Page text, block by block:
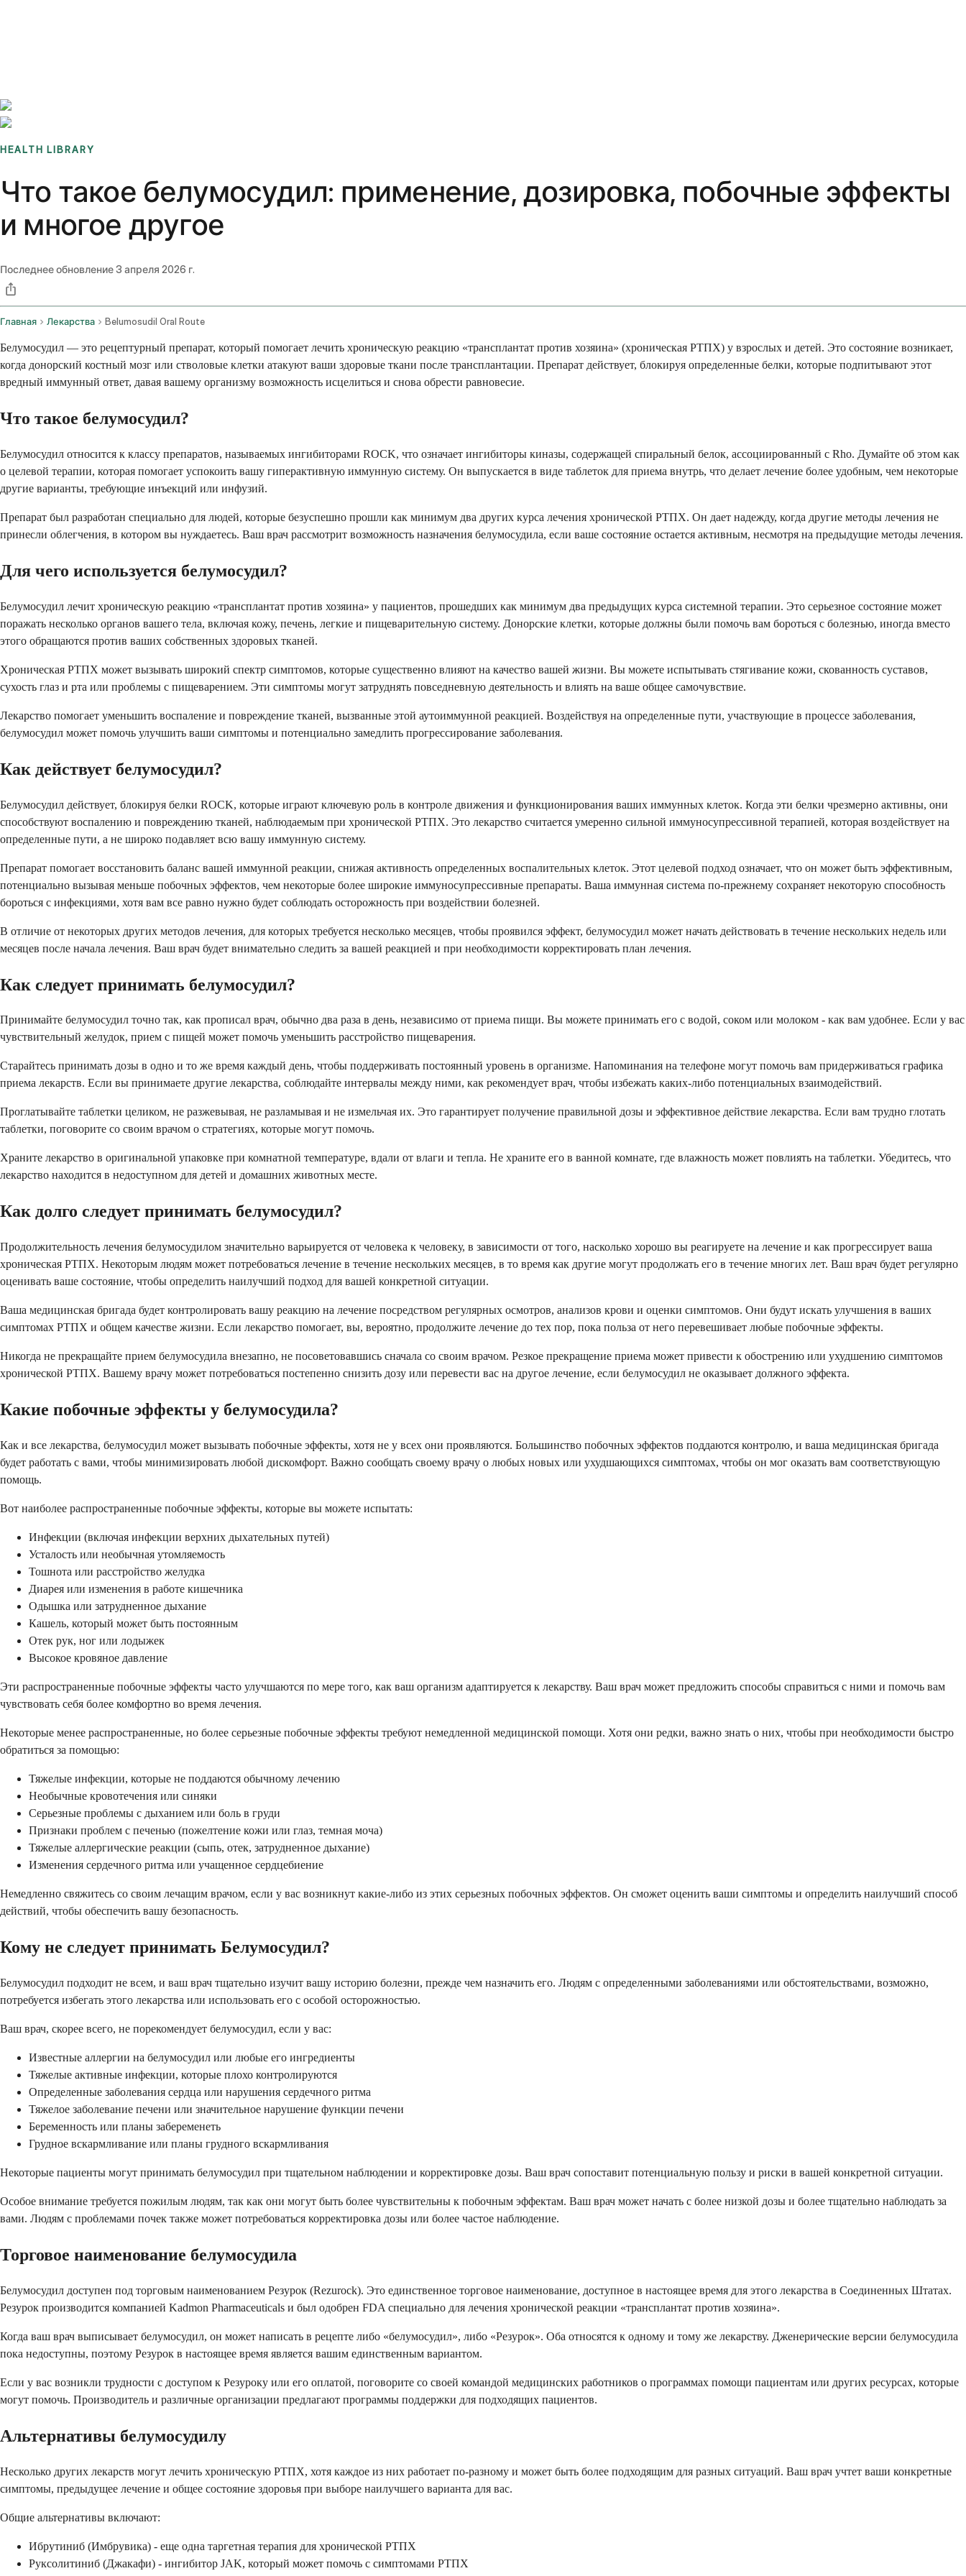
HEALTH LIBRARY
Что такое белумосудил: применение, дозировка, побочные эффекты
и многое другое
Последнее обновление3 апреля 2026 г.
Главная Лекарства Belumosudil Oral Route
Белумосудил — это рецептурный препарат, который помогает лечить хроническую реакцию «трансплантат против хозяина» (хроническая РТПХ) у взрослых и детей. Это состояние возникает,
когда донорский костный мозг или стволовые клетки атакуют ваши здоровые ткани после трансплантации. Препарат действует, блокируя определенные белки, которые подпитывают этот
вредный иммунный ответ, давая вашему организму возможность исцелиться и снова обрести равновесие.
Что такое белумосудил?
Белумосудил относится к классу препаратов, называемых ингибиторами ROCK, что означает ингибиторы киназы, содержащей спиральный белок, ассоциированный с Rho. Думайте об этом как
о целевой терапии, которая помогает успокоить вашу гиперактивную иммунную систему. Он выпускается в виде таблеток для приема внутрь, что делает лечение более удобным, чем некоторые
другие варианты, требующие инъекций или инфузий.
Препарат был разработан специально для людей, которые безуспешно прошли как минимум два других курса лечения хронической РТПХ. Он дает надежду, когда другие методы лечения не
принесли облегчения, в котором вы нуждаетесь. Ваш врач рассмотрит возможность назначения белумосудила, если ваше состояние остается активным, несмотря на предыдущие методы лечения.
Для чего используется белумосудил?
Белумосудил лечит хроническую реакцию «трансплантат против хозяина» у пациентов, прошедших как минимум два предыдущих курса системной терапии. Это серьезное состояние может
поражать несколько органов вашего тела, включая кожу, печень, легкие и пищеварительную систему. Донорские клетки, которые должны были помочь вам бороться с болезнью, иногда вместо
этого обращаются против ваших собственных здоровых тканей.
Хроническая РТПХ может вызывать широкий спектр симптомов, которые существенно влияют на качество вашей жизни. Вы можете испытывать стягивание кожи, скованность суставов,
сухость глаз и рта или проблемы с пищеварением. Эти симптомы могут затруднять повседневную деятельность и влиять на ваше общее самочувствие.
Лекарство помогает уменьшить воспаление и повреждение тканей, вызванные этой аутоиммунной реакцией. Воздействуя на определенные пути, участвующие в процессе заболевания,
белумосудил может помочь улучшить ваши симптомы и потенциально замедлить прогрессирование заболевания.
Как действует белумосудил?
Белумосудил действует, блокируя белки ROCK, которые играют ключевую роль в контроле движения и функционирования ваших иммунных клеток. Когда эти белки чрезмерно активны, они
способствуют воспалению и повреждению тканей, наблюдаемым при хронической РТПХ. Это лекарство считается умеренно сильной иммуносупрессивной терапией, которая воздействует на
определенные пути, а не широко подавляет всю вашу иммунную систему.
Препарат помогает восстановить баланс вашей иммунной реакции, снижая активность определенных воспалительных клеток. Этот целевой подход означает, что он может быть эффективным,
потенциально вызывая меньше побочных эффектов, чем некоторые более широкие иммуносупрессивные препараты. Ваша иммунная система по-прежнему сохраняет некоторую способность
бороться с инфекциями, хотя вам все равно нужно будет соблюдать осторожность при воздействии болезней.
В отличие от некоторых других методов лечения, для которых требуется несколько месяцев, чтобы проявился эффект, белумосудил может начать действовать в течение нескольких недель или
месяцев после начала лечения. Ваш врач будет внимательно следить за вашей реакцией и при необходимости корректировать план лечения.
Как следует принимать белумосудил?
Принимайте белумосудил точно так, как прописал врач, обычно два раза в день, независимо от приема пищи. Вы можете принимать его с водой, соком или молоком - как вам удобнее. Если у вас
чувствительный желудок, прием с пищей может помочь уменьшить расстройство пищеварения.
Старайтесь принимать дозы в одно и то же время каждый день, чтобы поддерживать постоянный уровень в организме. Напоминания на телефоне могут помочь вам придерживаться графика
приема лекарств. Если вы принимаете другие лекарства, соблюдайте интервалы между ними, как рекомендует врач, чтобы избежать каких-либо потенциальных взаимодействий.
Проглатывайте таблетки целиком, не разжевывая, не разламывая и не измельчая их. Это гарантирует получение правильной дозы и эффективное действие лекарства. Если вам трудно глотать
таблетки, поговорите со своим врачом о стратегиях, которые могут помочь.
Храните лекарство в оригинальной упаковке при комнатной температуре, вдали от влаги и тепла. Не храните его в ванной комнате, где влажность может повлиять на таблетки. Убедитесь, что
лекарство находится в недоступном для детей и домашних животных месте.
Как долго следует принимать белумосудил?
Продолжительность лечения белумосудилом значительно варьируется от человека к человеку, в зависимости от того, насколько хорошо вы реагируете на лечение и как прогрессирует ваша
хроническая РТПХ. Некоторым людям может потребоваться лечение в течение нескольких месяцев, в то время как другие могут продолжать его в течение многих лет. Ваш врач будет регулярно
оценивать ваше состояние, чтобы определить наилучший подход для вашей конкретной ситуации.
Ваша медицинская бригада будет контролировать вашу реакцию на лечение посредством регулярных осмотров, анализов крови и оценки симптомов. Они будут искать улучшения в ваших
симптомах РТПХ и общем качестве жизни. Если лекарство помогает, вы, вероятно, продолжите лечение до тех пор, пока польза от него перевешивает любые побочные эффекты.
Никогда не прекращайте прием белумосудила внезапно, не посоветовавшись сначала со своим врачом. Резкое прекращение приема может привести к обострению или ухудшению симптомов
хронической РТПХ. Вашему врачу может потребоваться постепенно снизить дозу или перевести вас на другое лечение, если белумосудил не оказывает должного эффекта.
Какие побочные эффекты у белумосудила?
Как и все лекарства, белумосудил может вызывать побочные эффекты, хотя не у всех они проявляются. Большинство побочных эффектов поддаются контролю, и ваша медицинская бригада
будет работать с вами, чтобы минимизировать любой дискомфорт. Важно сообщать своему врачу о любых новых или ухудшающихся симптомах, чтобы он мог оказать вам соответствующую
помощь.
Вот наиболее распространенные побочные эффекты, которые вы можете испытать:
Инфекции (включая инфекции верхних дыхательных путей)
Усталость или необычная утомляемость
Тошнота или расстройство желудка
Диарея или изменения в работе кишечника
Одышка или затрудненное дыхание
Кашель, который может быть постоянным
Отек рук, ног или лодыжек
Высокое кровяное давление
Эти распространенные побочные эффекты часто улучшаются по мере того, как ваш организм адаптируется к лекарству. Ваш врач может предложить способы справиться с ними и помочь вам
чувствовать себя более комфортно во время лечения.
Некоторые менее распространенные, но более серьезные побочные эффекты требуют немедленной медицинской помощи. Хотя они редки, важно знать о них, чтобы при необходимости быстро
обратиться за помощью:
Тяжелые инфекции, которые не поддаются обычному лечению
Необычные кровотечения или синяки
Серьезные проблемы с дыханием или боль в груди
Признаки проблем с печенью (пожелтение кожи или глаз, темная моча)
Тяжелые аллергические реакции (сыпь, отек, затрудненное дыхание)
Изменения сердечного ритма или учащенное сердцебиение
Немедленно свяжитесь со своим лечащим врачом, если у вас возникнут какие-либо из этих серьезных побочных эффектов. Он сможет оценить ваши симптомы и определить наилучший способ
действий, чтобы обеспечить вашу безопасность.
Кому не следует принимать Белумосудил?
Белумосудил подходит не всем, и ваш врач тщательно изучит вашу историю болезни, прежде чем назначить его. Людям с определенными заболеваниями или обстоятельствами, возможно,
потребуется избегать этого лекарства или использовать его с особой осторожностью.
Ваш врач, скорее всего, не порекомендует белумосудил, если у вас:
Известные аллергии на белумосудил или любые его ингредиенты
Тяжелые активные инфекции, которые плохо контролируются
Определенные заболевания сердца или нарушения сердечного ритма
Тяжелое заболевание печени или значительное нарушение функции печени
Беременность или планы забеременеть
Грудное вскармливание или планы грудного вскармливания
Некоторые пациенты могут принимать белумосудил при тщательном наблюдении и корректировке дозы. Ваш врач сопоставит потенциальную пользу и риски в вашей конкретной ситуации.
Особое внимание требуется пожилым людям, так как они могут быть более чувствительны к побочным эффектам. Ваш врач может начать с более низкой дозы и более тщательно наблюдать за
вами. Людям с проблемами почек также может потребоваться корректировка дозы или более частое наблюдение.
Торговое наименование белумосудила
Белумосудил доступен под торговым наименованием Резурок (Rezurock). Это единственное торговое наименование, доступное в настоящее время для этого лекарства в Соединенных Штатах.
Резурок производится компанией Kadmon Pharmaceuticals и был одобрен FDA специально для лечения хронической реакции «трансплантат против хозяина».
Когда ваш врач выписывает белумосудил, он может написать в рецепте либо «белумосудил», либо «Резурок». Оба относятся к одному и тому же лекарству. Дженерические версии белумосудила
пока недоступны, поэтому Резурок в настоящее время является вашим единственным вариантом.
Если у вас возникли трудности с доступом к Резуроку или его оплатой, поговорите со своей командой медицинских работников о программах помощи пациентам или других ресурсах, которые
могут помочь. Производитель и различные организации предлагают программы поддержки для подходящих пациентов.
Альтернативы белумосудилу
Несколько других лекарств могут лечить хроническую РТПХ, хотя каждое из них работает по-разному и может быть более подходящим для разных ситуаций. Ваш врач учтет ваши конкретные
симптомы, предыдущее лечение и общее состояние здоровья при выборе наилучшего варианта для вас.
Общие альтернативы включают:
Ибрутиниб (Имбрувика) - еще одна таргетная терапия для хронической РТПХ
Руксолитиниб (Джакафи) - ингибитор JAK, который может помочь с симптомами РТПХ